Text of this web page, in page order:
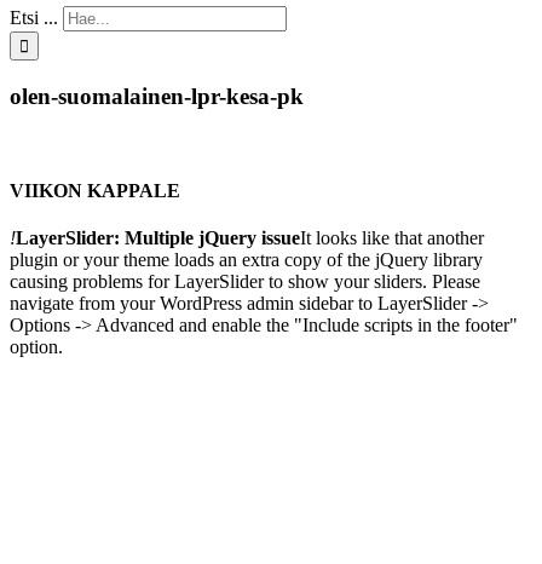
Etsi ...
olen-suomalainen-lpr-kesa-pk
VIIKON KAPPALE
!LayerSlider: Multiple jQuery issueIt looks like that another
plugin or your theme loads an extra copy of the jQuery library
causing problems for LayerSlider to show your sliders. Please
navigate from your WordPress admin sidebar to LayerSlider ->
Options -> Advanced and enable the "Include scripts in the footer"
option.